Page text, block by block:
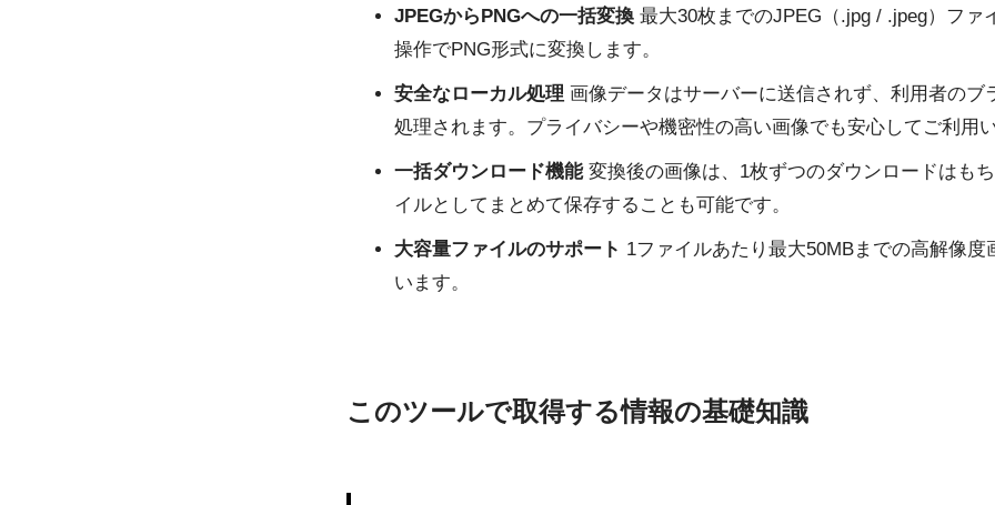
JPEGからPNGへの一括変換最大30枚までのJPEG（.jpg / .jpeg）ファ
操作でPNG形式に変換します。
安全なローカル処理 画像データはサーバーに送信されず、利用者のブ
処理されます。プライバシーや機密性の高い画像でも安心してご利用
一括ダウンロード機能変換後の画像は、1枚ずつのダウンロードはも
イルとしてまとめて保存することも可能です。
大容量ファイルのサポート 1ファイルあたり最大50MBまでの高解像度
います。
このツールで取得する情報の基礎知識